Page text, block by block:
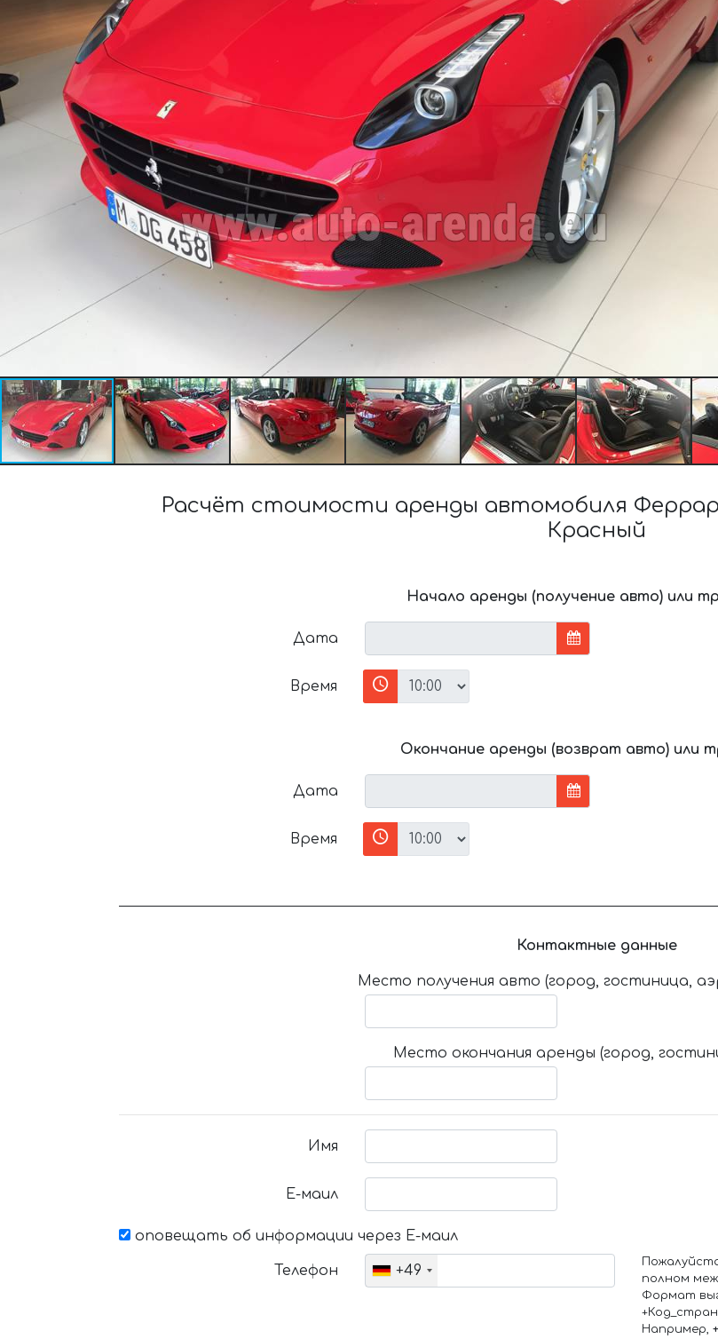
Расчёт стоимости аренды автомобиля
Красный
Начало аренды (получение авто) или
Дата
Время
Окончание аренды (возврат авто) или
Дата
Время
Контактные данные
Место получения авто (город, гостиница,
Место окончания аренды (город,
Имя
Е-маил
оповещать об информации через Е-маил
Телефон +49
полном
Формат
Например,